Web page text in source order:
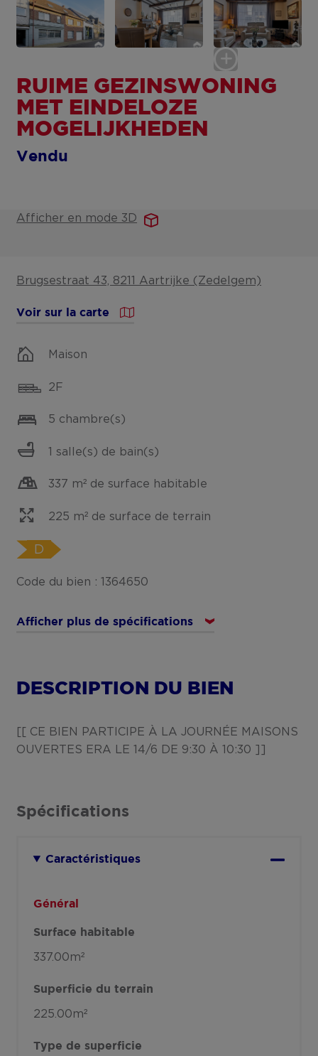
RUIME GEZINSWONING
MET EINDELOZE
MOGELIJKHEDEN
Vendu
Afficher en mode 3D
Brugsestraat 43, 8211 Aartrijke (Zedelgem)
Voir sur la carte
Maison
2F
5 chambre(s)
1 salle(s) de bain(s)
337 m² de surface habitable
225 m² de surface de terrain
D
Code du bien : 1364650
Afficher plus de spécifications
DESCRIPTION DU BIEN
[[ CE BIEN PARTICIPE À LA JOURNÉE MAISONS
OUVERTES ERA LE 14/6 DE 9:30 À 10:30 ]]
Spécifications
Caractéristiques
Général
Surface habitable
337.00m²
Superficie du terrain
225.00m²
Type de superficie